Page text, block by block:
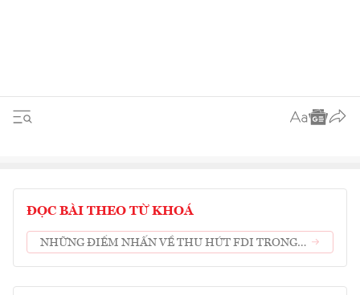
ĐỌC BÀI THEO TỪ KHOÁ
NHỮNG ĐIỂM NHẤN VỀ THU HÚT FDI TRONG